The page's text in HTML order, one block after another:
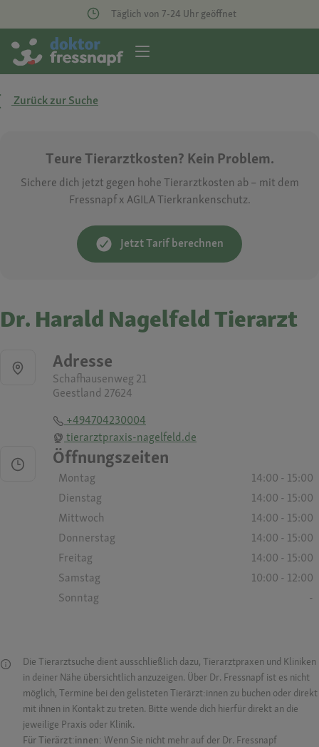
Täglich von 7-24 Uhr geöffnet
Zurück zur Suche
Teure Tierarztkosten? Kein Problem.
Sichere dich jetzt gegen hohe Tierarztkosten ab – mit dem
Fressnapf x AGILA Tierkrankenschutz.
Jetzt Tarif berechnen
Dr. Harald Nagelfeld Tierarzt
Adresse
Schafhausenweg 21
Geestland 27624
+494704230004
tierarztpraxis-nagelfeld.de
Öffnungszeiten
Montag
14:00 - 15:00
Dienstag
14:00 - 15:00
Mittwoch
14:00 - 15:00
Donnerstag
14:00 - 15:00
Freitag
14:00 - 15:00
Samstag
10:00 - 12:00
Sonntag
-
Die Tierarztsuche dient ausschließlich dazu, Tierarztpraxen und Kliniken
in deiner Nähe übersichtlich anzuzeigen. Über Dr. Fressnapf ist es nicht
möglich, Termine bei den gelisteten Tierärzt:innen zu buchen oder direkt
mit ihnen in Kontakt zu treten. Bitte wende dich hierfür direkt an die
jeweilige Praxis oder Klinik.
Für Tierärzt:innen: Wenn Sie nicht mehr auf der Dr. Fressnapf